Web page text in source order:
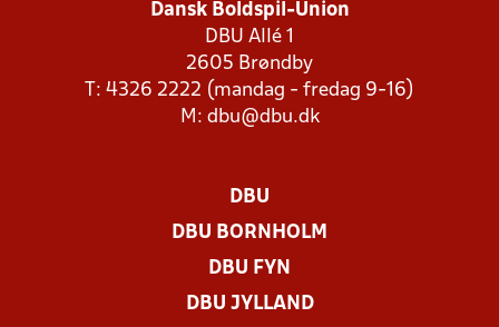
Dansk Boldspil-Union
DBU Allé 1
2605 Brøndby
T: 4326 2222 (mandag - fredag 9-16)
M: dbu@dbu.dk
DBU
DBU BORNHOLM
DBU FYN
DBU JYLLAND